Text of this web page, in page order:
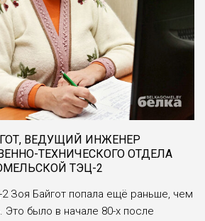
ВЕДУЩИЙ ИНЖЕНЕР
ТЕХНИЧЕСКОГО ОТДЕЛА
ТЭЦ-2
Зоя Байгот попала ещё рань­ше, чем
Это было в начале 80-х после